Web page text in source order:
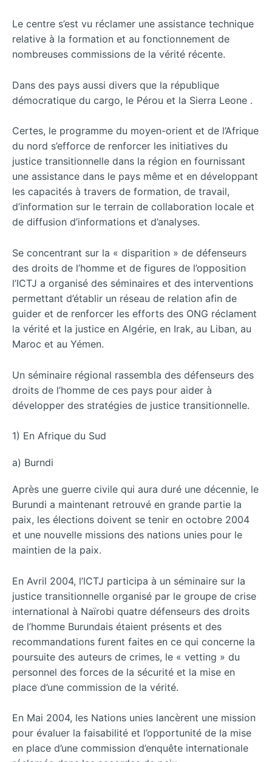
Le centre s’est vu réclamer une assistance technique
relative à la formation et au fonctionnement de
nombreuses commissions de la vérité récente.
Dans des pays aussi divers que la république
démocratique du cargo, le Pérou et la Sierra Leone .
Certes, le programme du moyen-orient et de l’Afrique
du nord s’efforce de renforcer les initiatives du
justice transitionnelle dans la région en fournissant
une assistance dans le pays même et en développant
les capacités à travers de formation, de travail,
d’information sur le terrain de collaboration locale et
de diffusion d’informations et d’analyses.
Se concentrant sur la « disparition » de défenseurs
des droits de l’homme et de figures de l’opposition
l’ICTJ a organisé des séminaires et des interventions
permettant d’établir un réseau de relation afin de
guider et de renforcer les efforts des ONG réclament
la vérité et la justice en Algérie, en Irak, au Liban, au
Maroc et au Yémen.
Un séminaire régional rassembla des défenseurs des
droits de l’homme de ces pays pour aider à
développer des stratégies de justice transitionnelle.
1) En Afrique du Sud
a) Burndi
Après une guerre civile qui aura duré une décennie, le
Burundi a maintenant retrouvé en grande partie la
paix, les élections doivent se tenir en octobre 2004
et une nouvelle missions des nations unies pour le
maintien de la paix.
En Avril 2004, l’ICTJ participa à un séminaire sur la
justice transitionnelle organisé par le groupe de crise
international à Naïrobi quatre défenseurs des droits
de l’homme Burundais étaient présents et des
recommandations furent faites en ce qui concerne la
poursuite des auteurs de crimes, le « vetting » du
personnel des forces de la sécurité et la mise en
place d’une commission de la vérité.
En Mai 2004, les Nations unies lancèrent une mission
pour évaluer la faisabilité et l’opportunité de la mise
en place d’une commission d’enquête internationale